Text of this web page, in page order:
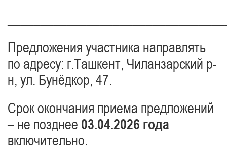
Предложения участника направлять
по адресу: г.Ташкент, Чиланзарский р-
н, ул. Бунёдкор, 47.
Срок окончания приема предложений
– не позднее 03.04.2026 года
включительно.